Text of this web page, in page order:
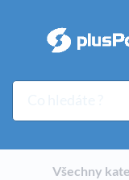
Všechny